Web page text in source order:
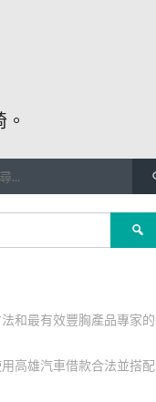
尋
關
鍵
和最有效豐胸產品專家的
高雄汽車借款合法並搭配